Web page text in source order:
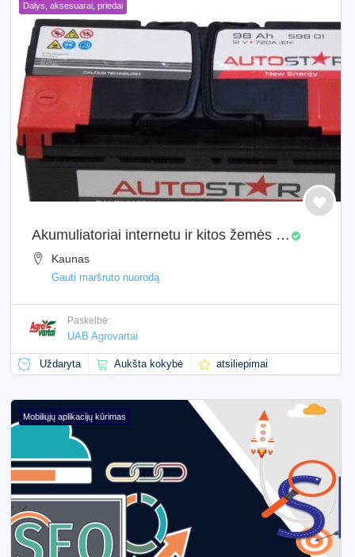
Dalys, aksesuarai, priedai
Akumuliatoriai internetu ir kitos žemės ūkio dalys
Kaunas
Gauti maršruto nuorodą
Paskelbė:
UAB Agrovartai
Uždaryta Aukšta kokybė atsiliepimai
Mobiliųjų aplikacijų kūrimas